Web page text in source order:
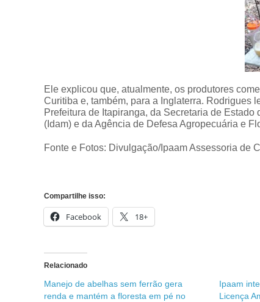
Ele explicou que, atualmente, os produtores
Curitiba e, também, para a Inglaterra. Rodrigues
Prefeitura de Itapiranga, da Secretaria de
(Idam) e da Agência de Defesa Agropecuária e
Fonte e Fotos: Divulgação/Ipaam Assessoria de
Compartilhe isso:
Facebook 18+
Relacionado
Manejo de abelhas sem ferrão gera
renda e mantém a floresta em pé no
Ipaam
Licença